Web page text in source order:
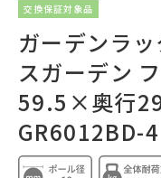
交換保証対象品
ガーデンラ
スガーデン
59.5×奥行
GR6012BD-4